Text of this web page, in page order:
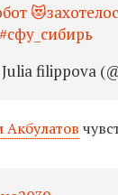
filippova
Акбулатов